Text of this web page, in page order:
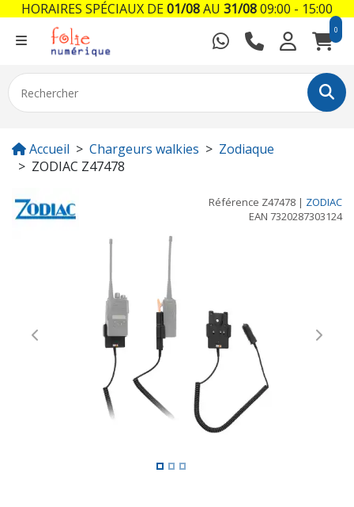
0
Accueil Chargeurs walkies
Zodiaque
ZODIAC Z47478
Référence Z47478 | ZODIAC
EAN 7320287303124
Previous Next
HORAIRES SPÉCIAUX DE01/08AU 31/0809:00 - 15:00